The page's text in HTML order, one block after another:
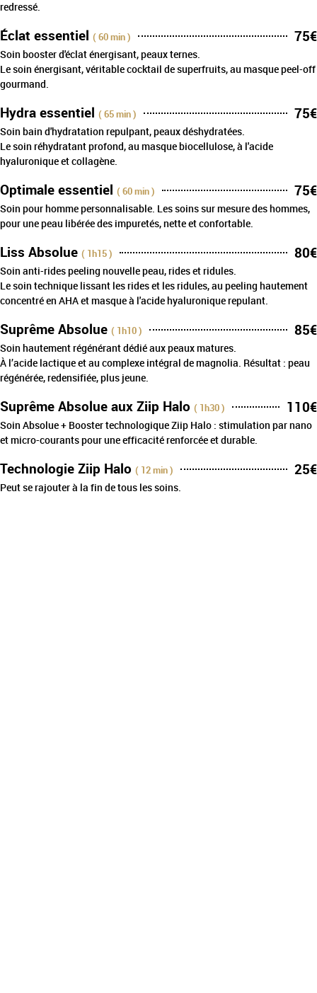
redressé.
Éclat essentiel ( 60 min ) 75€
Soin booster d'éclat énergisant, peaux ternes.
Le soin énergisant, véritable cocktail de superfruits, au masque peel-off
gourmand.
Hydra essentiel ( 65 min ) 75€
Soin bain d'hydratation repulpant, peaux déshydratées.
Le soin réhydratant profond, au masque biocellulose, à l'acide
hyaluronique et collagène.
Optimale essentiel ( 60 min ) 75€
Soin pour homme personnalisable. Les soins sur mesure des hommes,
pour une peau libérée des impuretés, nette et confortable.
Liss Absolue ( 1h15 ) 80€
Soin anti-rides peeling nouvelle peau, rides et ridules.
Le soin technique lissant les rides et les ridules, au peeling hautement
concentré en AHA et masque à l'acide hyaluronique repulant.
Suprême Absolue ( 1h10 ) 85€
Soin hautement régénérant dédié aux peaux matures.
À l’acide lactique et au complexe intégral de magnolia. Résultat : peau
régénérée, redensifiée, plus jeune.
Suprême Absolue aux Ziip Halo ( 1h30 ) 110€
Soin Absolue + Booster technologique Ziip Halo : stimulation par nano
et micro-courants pour une efficacité renforcée et durable.
Technologie Ziip Halo ( 12 min ) 25€
Peut se rajouter à la fin de tous les soins.